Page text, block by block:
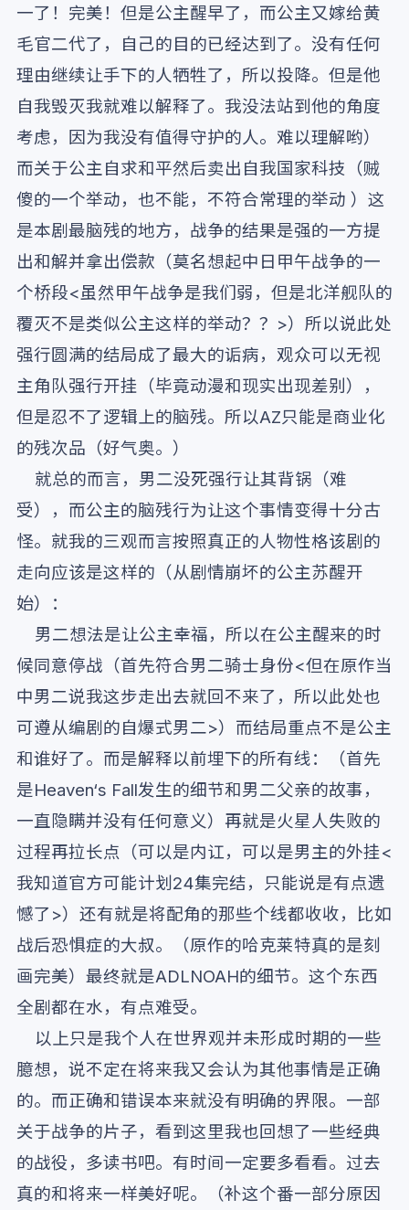
一了！完美！但是公主醒早了，而公主又嫁给黄
毛官二代了，自己的目的已经达到了。没有任何
理由继续让手下的人牺牲了，所以投降。但是他
自我毁灭我就难以解释了。我没法站到他的角度
考虑，因为我没有值得守护的人。难以理解哟）
而关于公主自求和平然后卖出自我国家科技（贼
傻的一个举动，也不能，不符合常理的举动 ）这
是本剧最脑残的地方，战争的结果是强的一方提
出和解并拿出偿款（莫名想起中日甲午战争的一
个桥段<虽然甲午战争是我们弱，但是北洋舰队的
覆灭不是类似公主这样的举动？？>）所以说此处
强行圆满的结局成了最大的诟病，观众可以无视
主角队强行开挂（毕竟动漫和现实出现差别），
但是忍不了逻辑上的脑残。所以AZ只能是商业化
的残次品（好气奥。）
就总的而言，男二没死强行让其背锅（难
受），而公主的脑残行为让这个事情变得十分古
怪。就我的三观而言按照真正的人物性格该剧的
走向应该是这样的（从剧情崩坏的公主苏醒开
始）：
男二想法是让公主幸福，所以在公主醒来的时
候同意停战（首先符合男二骑士身份<但在原作当
中男二说我这步走出去就回不来了，所以此处也
可遵从编剧的自爆式男二>）而结局重点不是公主
和谁好了。而是解释以前埋下的所有线：（首先
是Heaven‘s Fall发生的细节和男二父亲的故事，
一直隐瞒并没有任何意义）再就是火星人失败的
过程再拉长点（可以是内讧，可以是男主的外挂<
我知道官方可能计划24集完结，只能说是有点遗
憾了>）还有就是将配角的那些个线都收收，比如
战后恐惧症的大叔。（原作的哈克莱特真的是刻
画完美）最终就是ADLNOAH的细节。这个东西
全剧都在水，有点难受。
以上只是我个人在世界观并未形成时期的一些
臆想，说不定在将来我又会认为其他事情是正确
的。而正确和错误本来就没有明确的界限。一部
关于战争的片子，看到这里我也回想了一些经典
的战役，多读书吧。有时间一定要多看看。过去
真的和将来一样美好呢。（补这个番一部分原因